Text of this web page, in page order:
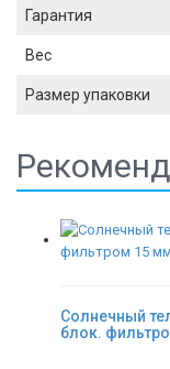
Гарантия
Вес
Размер упаковки
Солнечный
блок.